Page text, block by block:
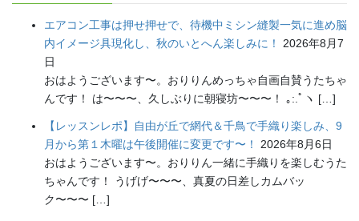
エアコン工事は押せ押せで、待機中ミシン縫製一気に進め脳
内イメージ具現化し、秋のいとへん楽しみに！
2026年8月7
日
おはようございます〜。おりりんめっちゃ自画自賛うたちゃ
んです！ は〜〜〜、久しぶりに朝寝坊〜〜〜！ ｡:.ﾟヽ […]
【レッスンレポ】自由が丘で網代＆千鳥で手織り楽しみ、9
月から第１木曜は午後開催に変更です〜！
2026年8月6日
おはようございます〜。おりりん一緒に手織りを楽しむうた
ちゃんです！ うげげ〜〜〜、真夏の日差しカムバッ
ク〜〜〜 […]